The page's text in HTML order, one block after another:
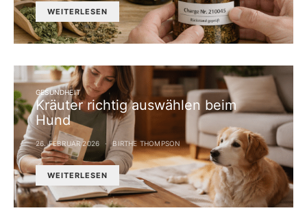
WEITERLESEN
GESUNDHEIT
Kräuter richtig auswählen beim
Hund
26. FEBRUAR 2026 BIRTHE THOMPSON
WEITERLESEN